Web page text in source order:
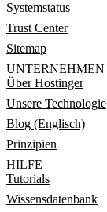
Systemstatus
Trust Center
Sitemap
UNTERNEHMEN
Über Hostinger
Unsere Technologie
Blog (Englisch)
Prinzipien
HILFE
Tutorials
Wissensdatenbank